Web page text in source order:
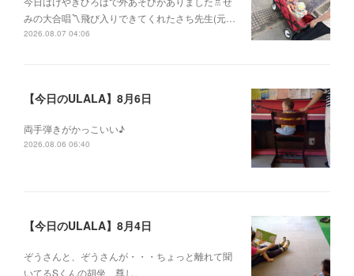
みの大合唱〽飛び入りできてくれたさち先生(元…
2026.08.07 04:06
【今日のULALA】8月6日
両手弾きがかっこいい♪
2026.08.06 06:40
【今日のULALA】8月4日
ぞうさんと、ぞうさんが・・・ちょっと離れて聞
いてるSくんの胡坐、尊し。